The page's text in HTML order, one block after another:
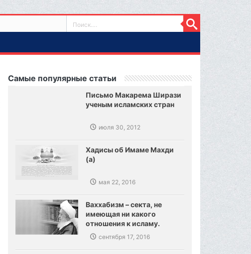
Самые популярные статьи
Письмо Макарема Ширази
ученым исламских стран
июля 30, 2012
Хадисы об Имаме Махди
(а)
мая 22, 2016
Ваххабизм – секта, не
имеющая ни какого
отношения к исламу.
Созданы предпосылки,
сокрушения ваххабизма.
сентября 17, 2016